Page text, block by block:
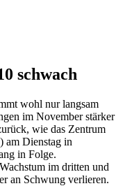
schwach
wohl nur langsam
im November stärker
wie das Zentrum
am Dienstag in
in Folge.
im dritten und
an Schwung verlieren.